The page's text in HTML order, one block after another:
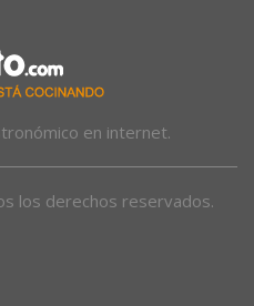
en internet.
los derechos reservados.